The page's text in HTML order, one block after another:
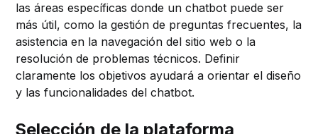
las áreas específicas donde un chatbot puede ser
más útil, como la gestión de preguntas frecuentes, la
asistencia en la navegación del sitio web o la
resolución de problemas técnicos. Definir
claramente los objetivos ayudará a orientar el diseño
y las funcionalidades del chatbot.
Selección de la plataforma